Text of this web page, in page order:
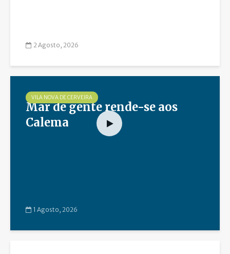
2 Agosto, 2026
VILA NOVA DE CERVEIRA
Mar de gente rende-se aos
Calema
1 Agosto, 2026